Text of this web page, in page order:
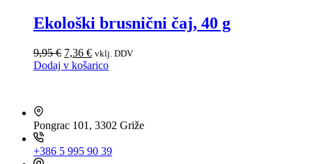
Ekološki brusnični čaj, 40 g
9,95€ Izvirna
cena
7,36 €Trenutna
cena
vklj. DDV
Dodaj v košarico
Pongrac 101, 3302 Griže
+386 5 995 90 39